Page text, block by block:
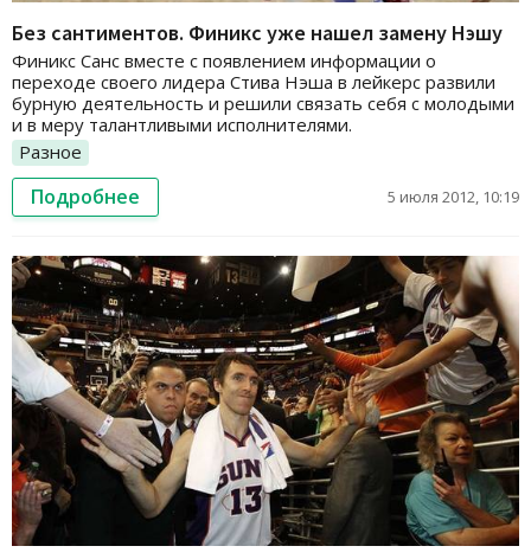
Без сантиментов. Финикс уже нашел замену Нэшу
Финикс Санс вместе с появлением информации о
переходе своего лидера Стива Нэша в лейкерс развили
бурную деятельность и решили связать себя с молодыми
и в меру талантливыми исполнителями.
Разное
Подробнее 5 июля 2012, 10:19